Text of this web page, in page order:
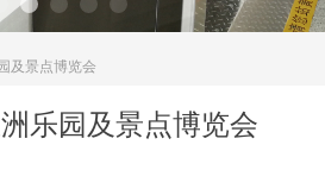
乐园及景点博览会
及景点博览会